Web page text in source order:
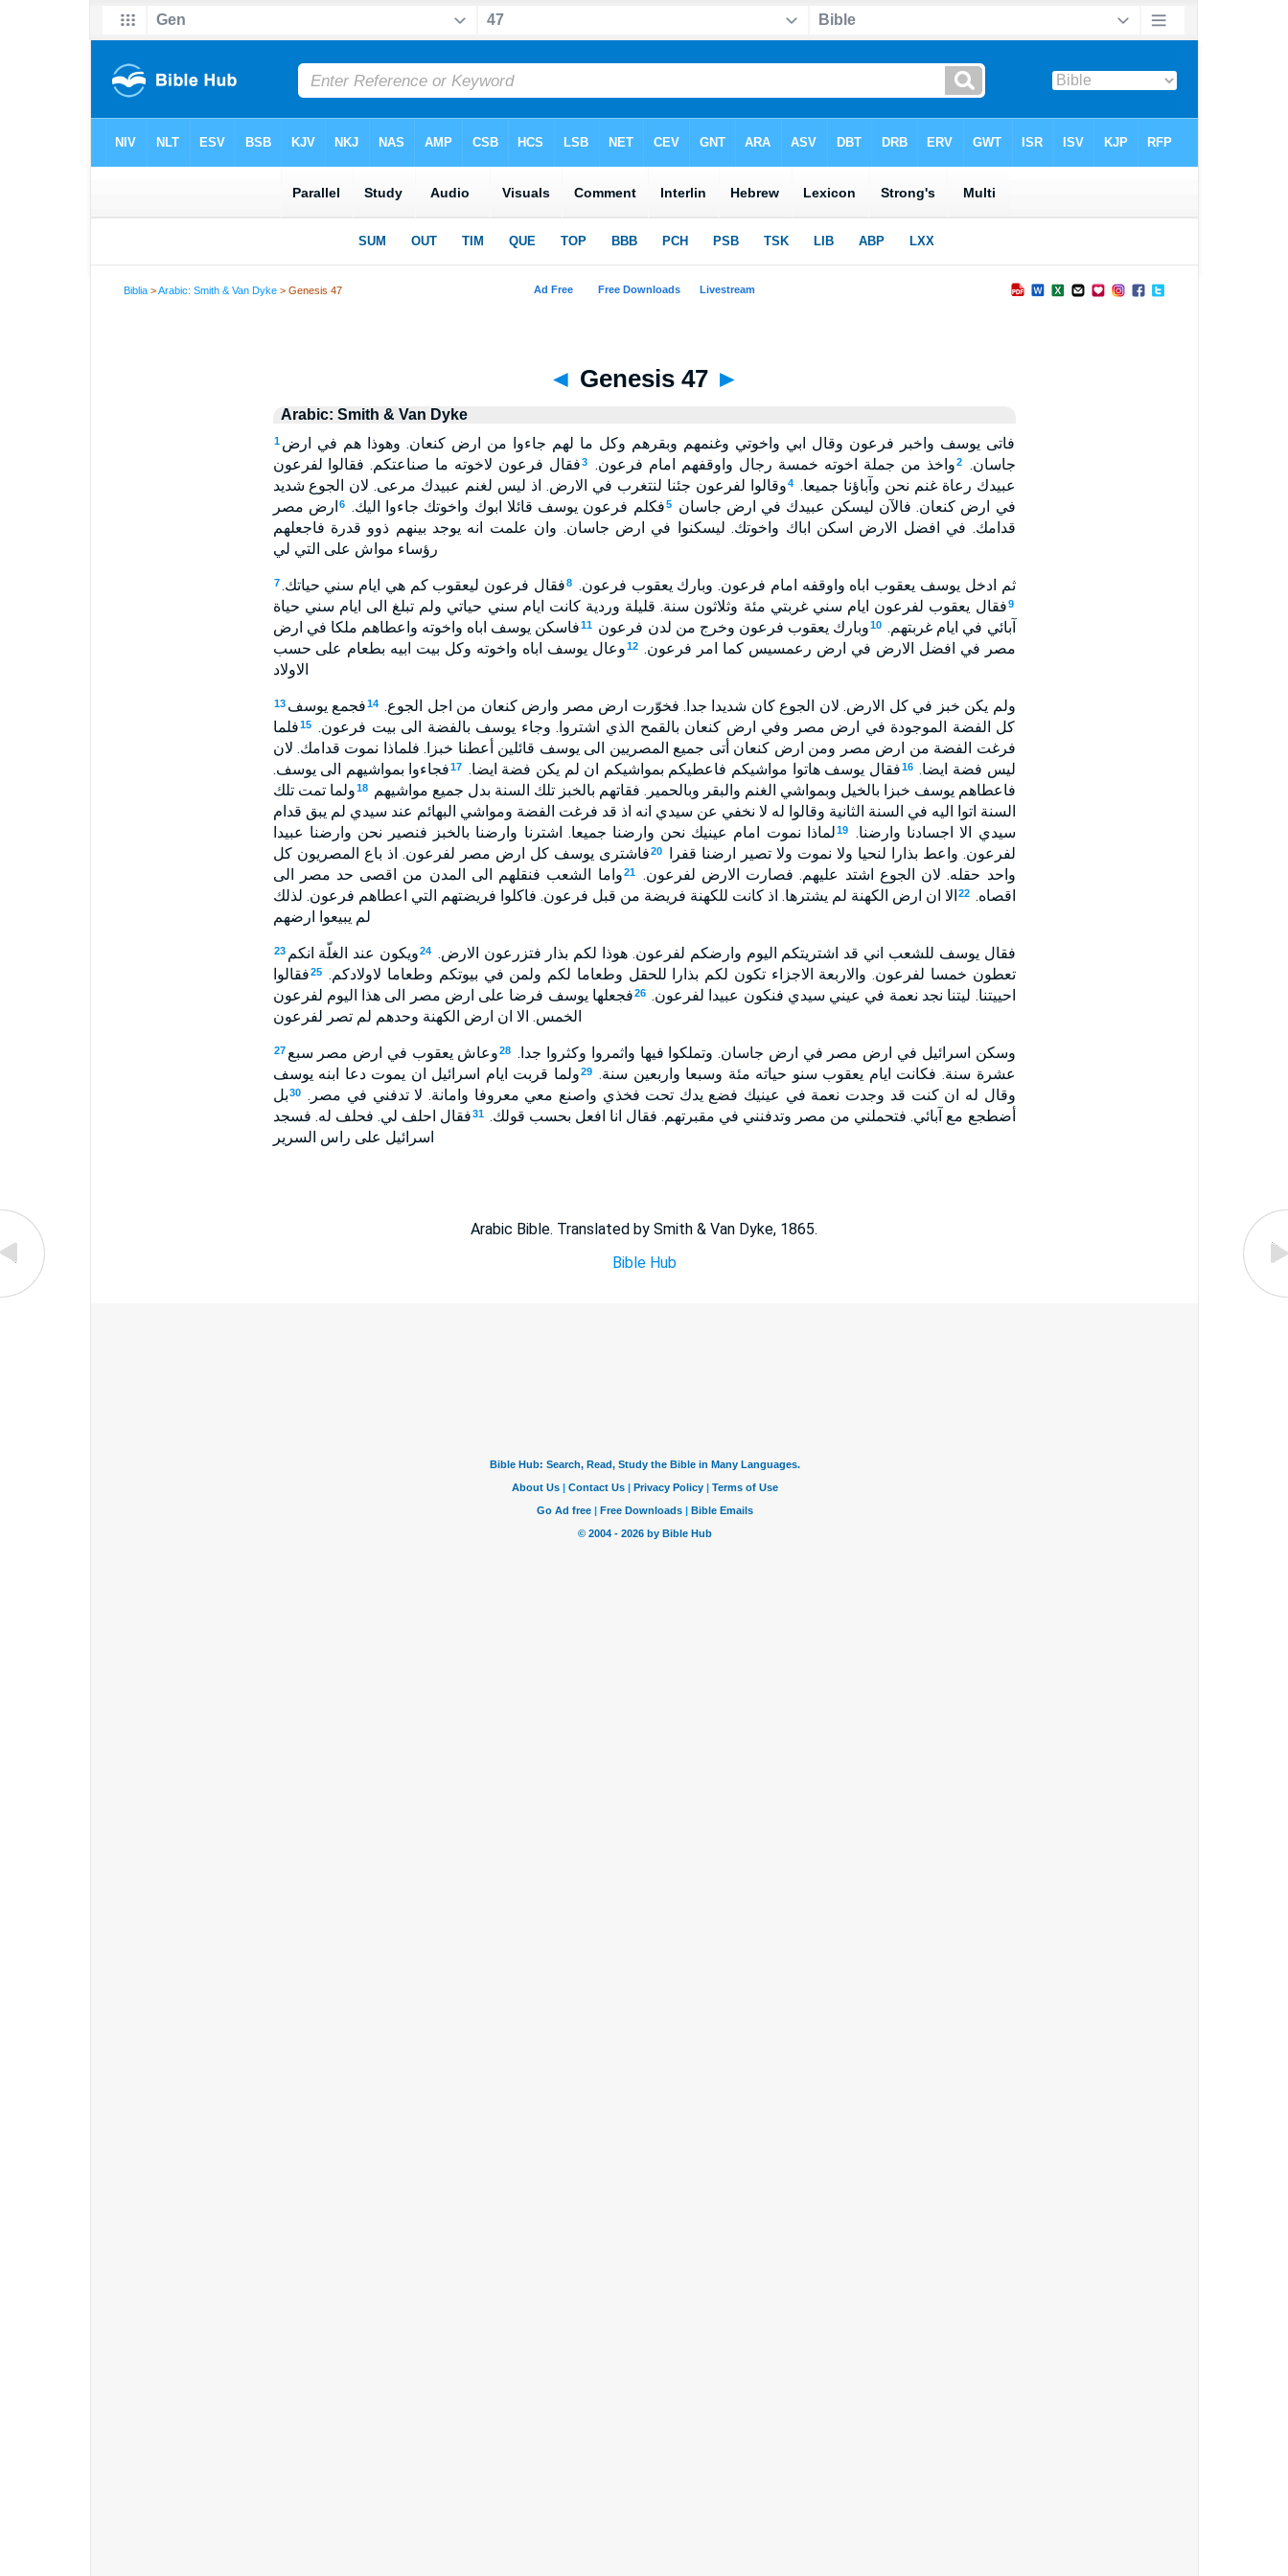
Biblia >Arabic: Smith & Van Dyke > Genesis 47
◄ Genesis 47 ►
Arabic: Smith & Van Dyke
1 فاتى يوسف واخبر فرعون وقال ابي واخوتي وغنمهم وبقرهم وكل ما لهم جاءوا من ارض كنعان. وهوذا هم في ارض
جاسان.
2واخذ من جملة اخوته خمسة رجال واوقفهم امام فرعون. 3فقال فرعون لاخوته ما صناعتكم. فقالوا لفرعون
عبيدك رعاة غنم نحن وآباؤنا جميعا. 4وقالوا لفرعون جئنا لنتغرب في الارض. اذ ليس لغنم عبيدك مرعى. لان الجوع شديد
في ارض كنعان. فالآن ليسكن عبيدك في ارض جاسان
5فكلم فرعون يوسف قائلا ابوك واخوتك جاءوا اليك. 6ارض مصر
قدامك. في افضل الارض اسكن اباك واخوتك. ليسكنوا في ارض جاسان. وان علمت انه يوجد بينهم ذوو قدرة فاجعلهم
رؤساء مواش على التي لي
7 ثم ادخل يوسف يعقوب اباه واوقفه امام فرعون. وبارك يعقوب فرعون. 8فقال فرعون ليعقوب كم هي ايام سني حياتك.
9فقال يعقوب لفرعون ايام سني غربتي مئة وثلاثون سنة. قليلة وردية كانت ايام سني حياتي ولم تبلغ الى ايام سني حياة
آبائي في ايام غربتهم. 10وبارك يعقوب فرعون وخرج من لدن فرعون 11فاسكن يوسف اباه واخوته واعطاهم ملكا في ارض
مصر في افضل الارض في ارض رعمسيس كما امر فرعون. 12وعال يوسف اباه واخوته وكل بيت ابيه بطعام على حسب
الاولاد
13 ولم يكن خبز في كل الارض. لان الجوع كان شديدا جدا. فخوّرت ارض مصر وارض كنعان من اجل الجوع. 14فجمع يوسف
كل الفضة الموجودة في ارض مصر وفي ارض كنعان بالقمح الذي اشتروا. وجاء يوسف بالفضة الى بيت فرعون.
15فلما
فرغت الفضة من ارض مصر ومن ارض كنعان أتى جميع المصريين الى يوسف قائلين أعطنا خبزا. فلماذا نموت قدامك. لان
ليس فضة ايضا. 16فقال يوسف هاتوا مواشيكم فاعطيكم بمواشيكم ان لم يكن فضة ايضا. 17فجاءوا بمواشيهم الى يوسف.
فاعطاهم يوسف خبزا بالخيل وبمواشي الغنم والبقر وبالحمير. فقاتهم بالخبز تلك السنة بدل جميع مواشيهم
18ولما تمت تلك
السنة اتوا اليه في السنة الثانية وقالوا له لا نخفي عن سيدي انه اذ قد فرغت الفضة ومواشي البهائم عند سيدي لم يبق قدام
سيدي الا اجسادنا وارضنا.
19لماذا نموت امام عينيك نحن وارضنا جميعا. اشترنا وارضنا بالخبز فنصير نحن وارضنا عبيدا
لفرعون. واعط بذارا لنحيا ولا نموت ولا تصير ارضنا قفرا
20فاشترى يوسف كل ارض مصر لفرعون. اذ باع المصريون كل
واحد حقله. لان الجوع اشتد عليهم. فصارت الارض لفرعون.
21واما الشعب فنقلهم الى المدن من اقصى حد مصر الى
اقصاه. 22الا ان ارض الكهنة لم يشترها. اذ كانت للكهنة فريضة من قبل فرعون. فاكلوا فريضتهم التي اعطاهم فرعون. لذلك
لم يبيعوا ارضهم
23 فقال يوسف للشعب اني قد اشتريتكم اليوم وارضكم لفرعون. هوذا لكم بذار فتزرعون الارض. 24ويكون عند الغلّة انكم
تعطون خمسا لفرعون. والاربعة الاجزاء تكون لكم بذارا للحقل وطعاما لكم ولمن في بيوتكم وطعاما لاولادكم.
25فقالوا
احييتنا. ليتنا نجد نعمة في عيني سيدي فنكون عبيدا لفرعون. 26فجعلها يوسف فرضا على ارض مصر الى هذا اليوم لفرعون
الخمس. الا ان ارض الكهنة وحدهم لم تصر لفرعون
27 وسكن اسرائيل في ارض مصر في ارض جاسان. وتملكوا فيها واثمروا وكثروا جدا. 28وعاش يعقوب في ارض مصر سبع
عشرة سنة. فكانت ايام يعقوب سنو حياته مئة وسبعا واربعين سنة.
29ولما قربت ايام اسرائيل ان يموت دعا ابنه يوسف
وقال له ان كنت قد وجدت نعمة في عينيك فضع يدك تحت فخذي واصنع معي معروفا وامانة. لا تدفني في مصر.
30بل
أضطجع مع آبائي. فتحملني من مصر وتدفنني في مقبرتهم. فقال انا افعل بحسب قولك. 31فقال احلف لي. فحلف له. فسجد
اسرائيل على راس السرير
Arabic Bible. Translated by Smith & Van Dyke, 1865.
Bible Hub